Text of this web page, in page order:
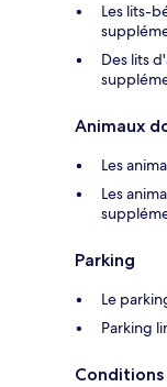
Les lits-
Des lits
Animaux
Les
Les
Parking
Le
Parking
Conditions